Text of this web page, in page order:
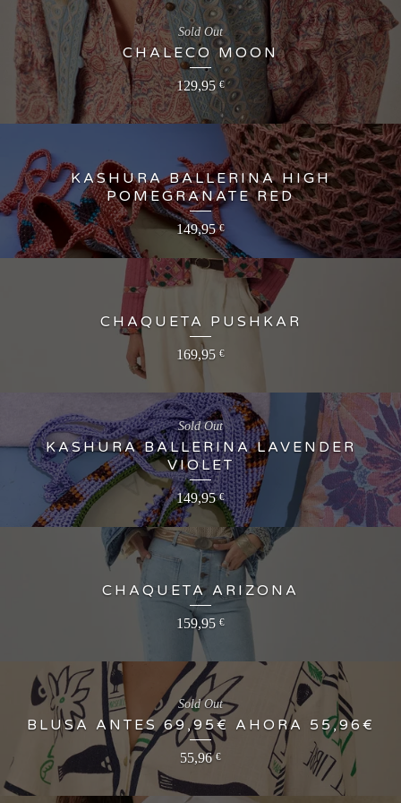
CHALECO MOON
129,95 €
Sold Out
KASHURA BALLERINA HIGH
POMEGRANATE RED
149,95€
CHAQUETA PUSHKAR
169,95 €
KASHURA BALLERINA LAVENDER
VIOLET
149,95€
Sold Out
CHAQUETA ARIZONA
159,95 €
BLUSA ANTES 69,95€ AHORA 55,96€
55,96€
Sold Out